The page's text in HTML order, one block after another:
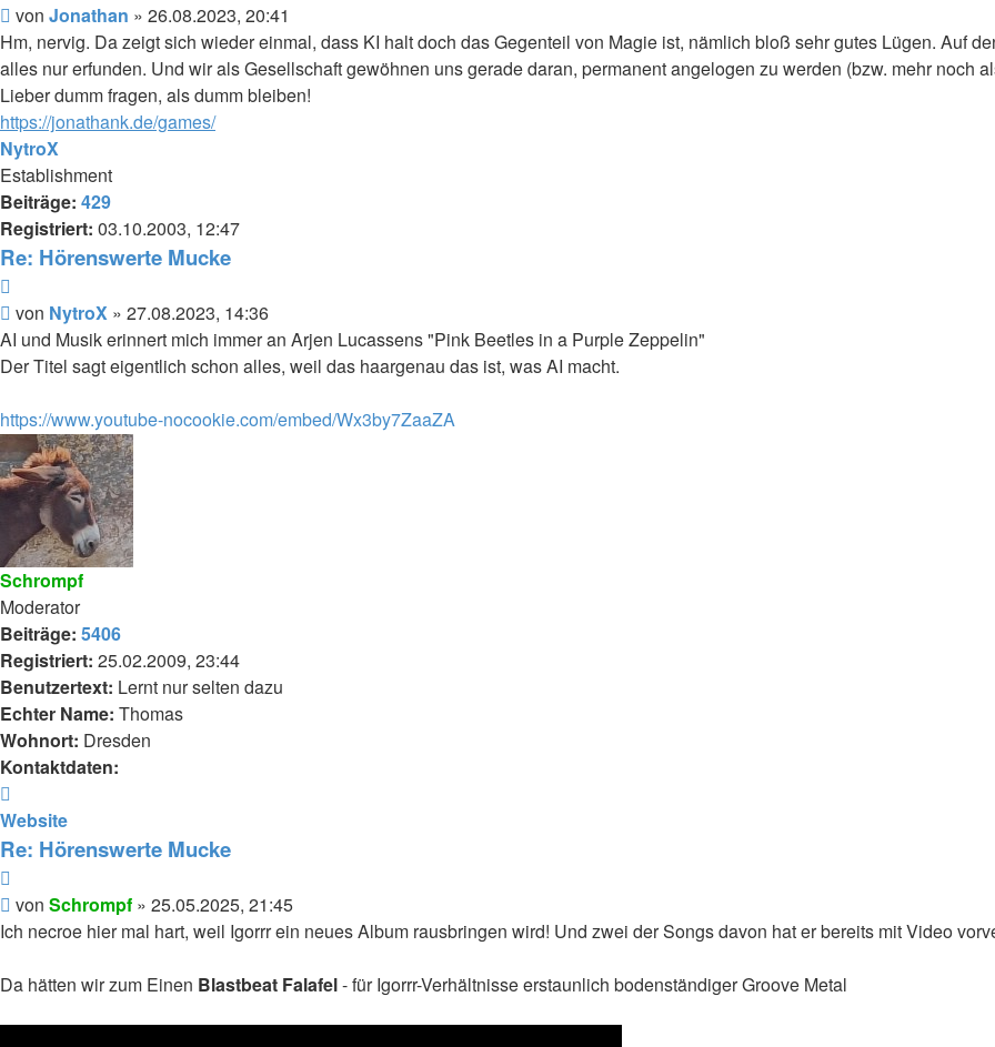
Beitrag
von Jonathan » 26.08.2023, 20:41
Hm, nervig. Da zeigt sich wieder einmal, dass KI halt doch das Gegenteil von Magie ist, nämlich bloß sehr gutes Lügen. Auf
alles nur erfunden. Und wir als Gesellschaft gewöhnen uns gerade daran, permanent angelogen zu werden (bzw. mehr noch
Lieber dumm fragen, als dumm bleiben!
https://jonathank.de/games/
NytroX
Establishment
Beiträge: 429
Registriert: 03.10.2003, 12:47
Re: Hörenswerte Mucke
Beitrag
von NytroX » 27.08.2023, 14:36
AI und Musik erinnert mich immer an Arjen Lucassens "Pink Beetles in a Purple Zeppelin"
Der Titel sagt eigentlich schon alles, weil das haargenau das ist, was AI macht.
https://www.youtube-nocookie.com/embed/Wx3by7ZaaZA
Schrompf
Moderator
Beiträge: 5406
Registriert: 25.02.2009, 23:44
Benutzertext: Lernt nur selten dazu
Echter Name: Thomas
Wohnort: Dresden
Kontaktdaten:
von
Schrompf
Website
Re: Hörenswerte Mucke
Beitrag
von Schrompf » 25.05.2025, 21:45
Ich necroe hier mal hart, weil Igorrr ein neues Album rausbringen wird! Und zwei der Songs davon hat er bereits mit Video
Da hätten wir zum Einen Blastbeat Falafel- für Igorrr-Verhältnisse erstaunlich bodenständiger Groove Metal